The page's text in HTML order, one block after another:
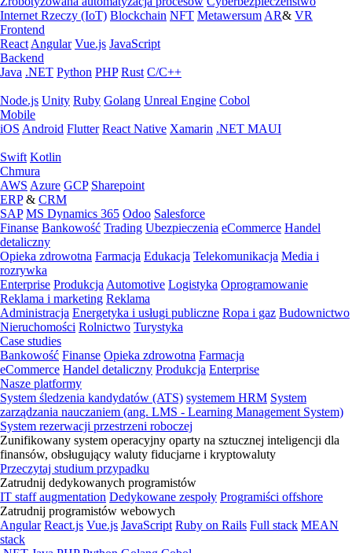
Internet Rzeczy (IoT) Blockchain NFT Metawersum AR& VR
Frontend
React Angular Vue.js JavaScript
Backend
Java .NET Python PHP Rust C/C++
Node.js Unity Ruby Golang Unreal Engine Cobol
Mobile
iOS Android Flutter React Native Xamarin .NET MAUI
Swift Kotlin
Chmura
AWS Azure GCP Sharepoint
ERP& CRM
SAP MS Dynamics 365 Odoo Salesforce
Finanse Bankowość Trading Ubezpieczenia eCommerce Handel
detaliczny
Opieka zdrowotna Farmacja Edukacja Telekomunikacja Media i
rozrywka
Enterprise Produkcja Automotive Logistyka Oprogramowanie
Reklama i marketing Reklama
Administracja Energetyka i usługi publiczne Ropa i gaz Budownictwo
Nieruchomości Rolnictwo Turystyka
Case studies
Bankowość Finanse Opieka zdrowotna Farmacja
eCommerce Handel detaliczny Produkcja Enterprise
Nasze platformy
System śledzenia kandydatów (ATS) systemem HRM System
zarządzania nauczaniem (ang. LMS - Learning Management System)
System rezerwacji przestrzeni roboczej
Zunifikowany system operacyjny oparty na sztucznej inteligencji dla
finansów, obsługujący waluty fiducjarne i kryptowaluty
Przeczytaj studium przypadku
Zatrudnij dedykowanych programistów
IT staff augmentation Dedykowane zespoły Programiści offshore
Zatrudnij programistów webowych
Angular React.js Vue.js JavaScript Ruby on Rails Full stack MEAN
stack